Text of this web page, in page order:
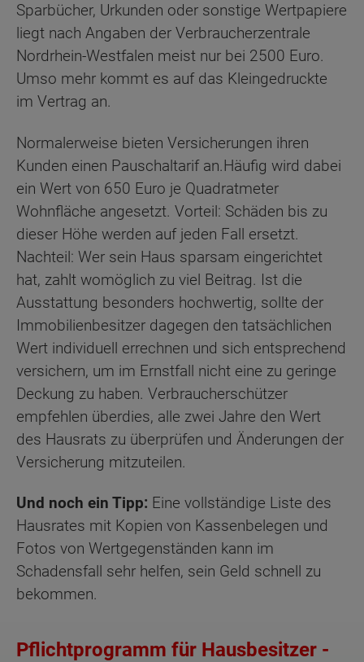
Sparbücher, Urkunden oder sonstige Wertpapiere
liegt nach Angaben der Verbraucherzentrale
Nordrhein-Westfalen meist nur bei 2500 Euro.
Umso mehr kommt es auf das Kleingedruckte
im Vertrag an.
Normalerweise bieten Versicherungen ihren
Kunden einen Pauschaltarif an.Häufig wird dabei
ein Wert von 650 Euro je Quadratmeter
Wohnfläche angesetzt. Vorteil: Schäden bis zu
dieser Höhe werden auf jeden Fall ersetzt.
Nachteil: Wer sein Haus sparsam eingerichtet
hat, zahlt womöglich zu viel Beitrag. Ist die
Ausstattung besonders hochwertig, sollte der
Immobilienbesitzer dagegen den tatsächlichen
Wert individuell errechnen und sich entsprechend
versichern, um im Ernstfall nicht eine zu geringe
Deckung zu haben. Verbraucherschützer
empfehlen überdies, alle zwei Jahre den Wert
des Hausrats zu überprüfen und Änderungen der
Versicherung mitzuteilen.
Und noch ein Tipp: Eine vollständige Liste des
Hausrates mit Kopien von Kassenbelegen und
Fotos von Wertgegenständen kann im
Schadensfall sehr helfen, sein Geld schnell zu
bekommen.
Pflichtprogramm für Hausbesitzer -